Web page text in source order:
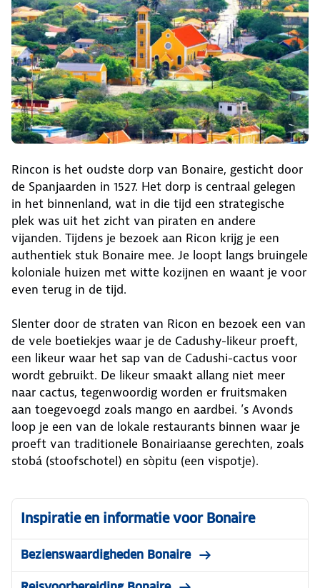
Rincon is het oudste dorp van Bonaire, gesticht door
de Spanjaarden in 1527. Het dorp is centraal gelegen
in het binnenland, wat in die tijd een strategische
plek was uit het zicht van piraten en andere
vijanden. Tijdens je bezoek aan Ricon krijg je een
authentiek stuk Bonaire mee. Je loopt langs bruingele
koloniale huizen met witte kozijnen en waant je voor
even terug in de tijd.
Slenter door de straten van Ricon en bezoek een van
de vele boetiekjes waar je de Cadushy-likeur proeft,
een likeur waar het sap van de Cadushi-cactus voor
wordt gebruikt. De likeur smaakt allang niet meer
naar cactus, tegenwoordig worden er fruitsmaken
aan toegevoegd zoals mango en aardbei. ’s Avonds
loop je een van de lokale restaurants binnen waar je
proeft van traditionele Bonairiaanse gerechten, zoals
stobá (stoofschotel) en sòpitu (een vispotje).
Inspiratie en informatie voor Bonaire
Bezienswaardigheden Bonaire